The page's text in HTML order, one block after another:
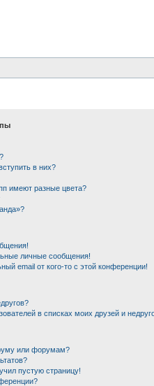
в них?
имеют разные цвета?
личные сообщения!
email от кого-то с этой конференции!
в списках моих друзей и
или форумам?
пустую страницу!